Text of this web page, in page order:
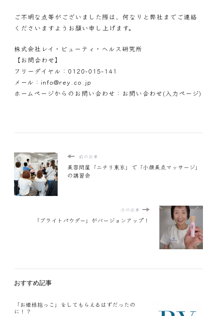
ご不明な点等がございました際は、何なりと弊社までご連絡
くださいますようお願い申し上げます。
株式会社レイ・ビューティ・ヘルス研究所
【お問合わせ】
フリーダイヤル： 0120-015-141
メール： info@rey.co.jp
ホームページからのお問い合わせ： お問い合わせ(入力ページ)
前の記事
美容問屋「ニチリ東京」で「小顔美点マッサージ」
の講習会
次の記事
「ブライトパウダー」がバージョンアップ！
おすすめ記事
「お姫様抱っこ」をしてもらえるはずだったの
に！？